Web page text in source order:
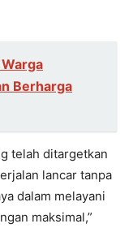
Berharga
telah ditargetkan
lancar tanpa
dalam melayani
maksimal,”